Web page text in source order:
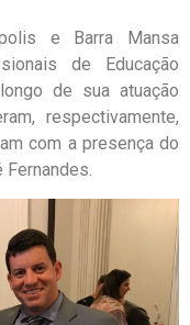
e Barra Mansa
de Educação
de sua atuação
respectivamente,
com a presença do
Fernandes.